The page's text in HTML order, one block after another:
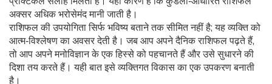
अक्सर अधिक भरोसेमंद मानी जाती है।
राशिफल की उपयोगिता सिर्फ भविष्य बताने तक सीमित नहीं है; यह व्यक्ति को
आत्म‑विश्लेषण का अवसर देती है। जब आप अपने दैनिक राशिफल पढ़ते हैं,
तो आप अपने मनोविज्ञान के एक हिस्से को पहचानते हैं और उसे सुधारने की
दिशा तय करते हैं। यही बात इसे व्यक्तिगत विकास का एक उपकरण बनाती
है।